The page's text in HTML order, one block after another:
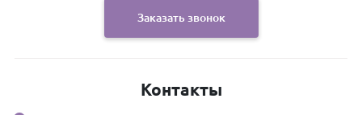
Заказать звонок
Контакты